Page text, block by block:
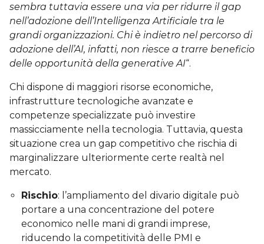
sembra tuttavia essere una via per ridurre il gap
nell’adozione dell’Intelligenza Artificiale tra le
grandi organizzazioni. Chi è indietro nel percorso di
adozione dell’AI, infatti, non riesce a trarre beneficio
delle opportunità della generative AI“.
Chi dispone di maggiori risorse economiche,
infrastrutture tecnologiche avanzate e
competenze specializzate può investire
massicciamente nella tecnologia. Tuttavia, questa
situazione crea un gap competitivo che rischia di
marginalizzare ulteriormente certe realtà nel
mercato.
Rischio: l’ampliamento del divario digitale può
portare a una concentrazione del potere
economico nelle mani di grandi imprese,
riducendo la competitività delle PMI e